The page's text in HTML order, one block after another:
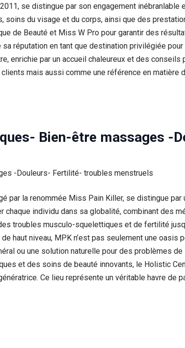
se distingue par son engagement
soins du visage et du corps, ainsi que des
de Beauté et Miss W Pro pour garantir des
réputation en tant que destination privilégiée
enrichie par un accueil chaleureux et des
mais aussi comme une référence en matière
Bien-être massages -
par la renommée Miss Pain Killer, se distingue
chaque individu dans sa globalité, combinant des
troubles musculo-squelettiques et de fertilité
haut niveau, MPK n’est pas seulement une
ou une solution naturelle pour des problèmes
et des soins de beauté innovants, le Holistic
Ce lieu représente un véritable havre de